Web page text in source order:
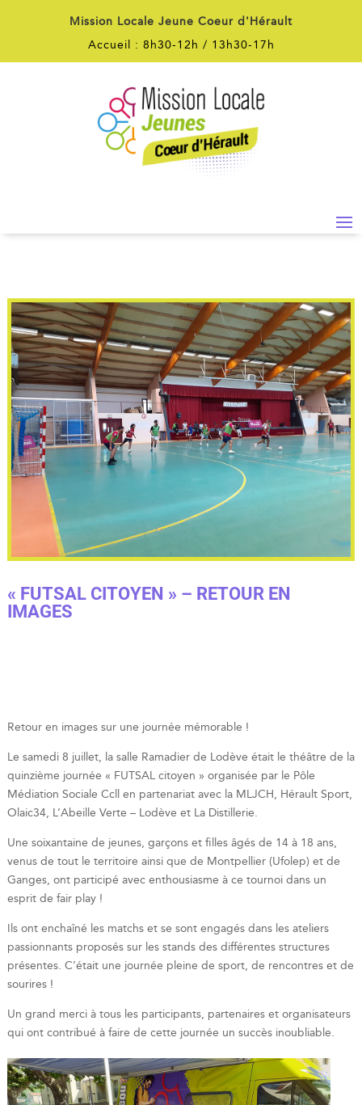
Mission Locale Jeune Coeur d'Hérault
Accueil : 8h30-12h / 13h30-17h
« FUTSAL CITOYEN » – RETOUR EN
IMAGES
Retour en images sur une journée mémorable !
Le samedi 8 juillet, la salle Ramadier de Lodève était le théâtre de la
quinzième journée « FUTSAL citoyen » organisée par le Pôle
Médiation Sociale Ccll en partenariat avec la MLJCH, Hérault Sport,
Olaic34, L’Abeille Verte – Lodève et La Distillerie.
Une soixantaine de jeunes, garçons et filles âgés de 14 à 18 ans,
venus de tout le territoire ainsi que de Montpellier (Ufolep) et de
Ganges, ont participé avec enthousiasme à ce tournoi dans un
esprit de fair play !
Ils ont enchaîné les matchs et se sont engagés dans les ateliers
passionnants proposés sur les stands des différentes structures
présentes. C’était une journée pleine de sport, de rencontres et de
sourires !
Un grand merci à tous les participants, partenaires et organisateurs
qui ont contribué à faire de cette journée un succès inoubliable.